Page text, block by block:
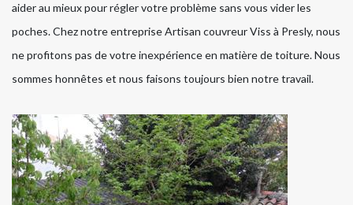
aider au mieux pour régler votre problème sans vous vider les
poches. Chez notre entreprise Artisan couvreur Viss à Presly, nous
ne profitons pas de votre inexpérience en matière de toiture. Nous
sommes honnêtes et nous faisons toujours bien notre travail.